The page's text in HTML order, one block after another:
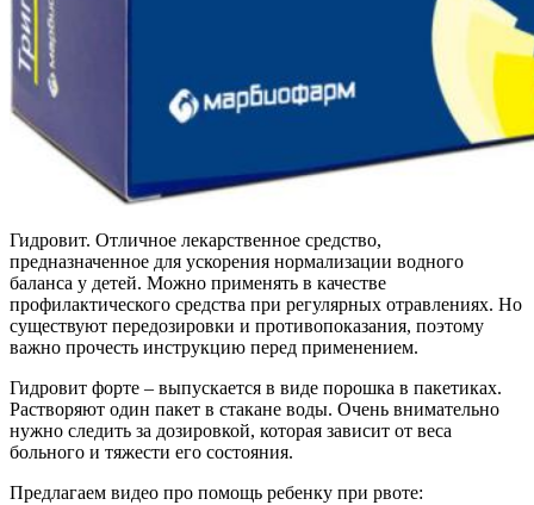
Гидровит. Отличное лекарственное средство,
предназначенное для ускорения нормализации водного
баланса у детей. Можно применять в качестве
профилактического средства при регулярных отравлениях. Но
существуют передозировки и противопоказания, поэтому
важно прочесть инструкцию перед применением.
Гидровит форте – выпускается в виде порошка в пакетиках.
Растворяют один пакет в стакане воды. Очень внимательно
нужно следить за дозировкой, которая зависит от веса
больного и тяжести его состояния.
Предлагаем видео про помощь ребенку при рвоте: